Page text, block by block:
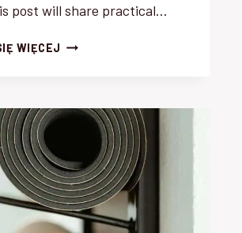
post will share practical…
WIĘCEJ NEVER
IDEAS:
FOR
GENERATING
FRESH
BLOG